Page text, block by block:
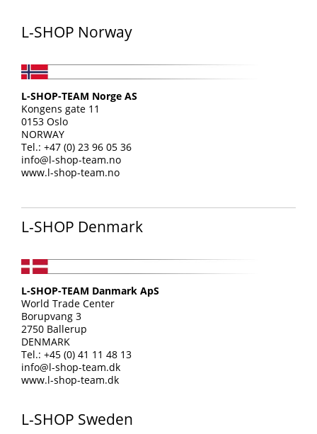
L-SHOP Norway
L-SHOP-TEAM Norge AS
Kongens gate 11
0153 Oslo
NORWAY
Tel.: +47 (0) 23 96 05 36
info@l-shop-team.no
www.l-shop-team.no
L-SHOP Denmark
L-SHOP-TEAM Danmark ApS
World Trade Center
Borupvang 3
2750 Ballerup
DENMARK
Tel.: +45 (0) 41 11 48 13
info@l-shop-team.dk
www.l-shop-team.dk
L-SHOP Sweden